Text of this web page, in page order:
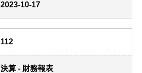
2023-10-17
112
決算 - 財務報表